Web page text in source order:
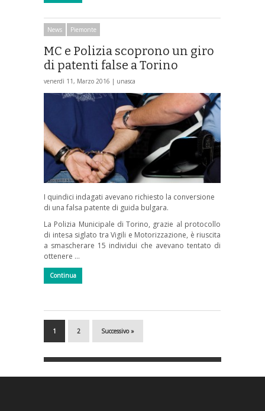
News Piemonte
MC e Polizia scoprono un giro
di patenti false a Torino
venerdì 11, Marzo 2016 | unasca
I quindici indagati avevano richiesto la conversione
di una falsa patente di guida bulgara.
La Polizia Municipale di Torino, grazie al protocollo
di intesa siglato tra Vigili e Motorizzazione, è riuscita
a smascherare 15 individui che avevano tentato di
ottenere …
Continua
1 2 Successivo »